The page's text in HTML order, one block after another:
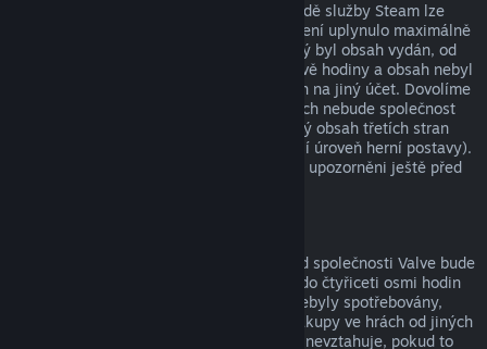
Za stáhnutelný obsah zakoupený v obchodě služby Steam lze
získat peníze zpět, pokud od jeho zakoupení uplynulo maximálně
čtrnáct dní, uživatel měl produkt, pro který byl obsah vydán, od
zakoupení obsahu spuštěný maximálně dvě hodiny a obsah nebyl
nijak spotřebován, změněn nebo převeden na jiný účet. Dovolíme
si upozornit na fakt, že v určitých případech nebude společnost
Valve schopna vrátit peníze za stáhnutelný obsah třetích stran
(například pokud obsah nenávratně navýší úroveň herní postavy).
Na tyto výjimky budou uživatelé výslovně upozorněni ještě před
Vrácení peněz za jakýkoli nákup ve hře od společnosti Valve bude
poskytnuto, pokud byla žádost odeslána do čtyřiceti osmi hodin
od provedení nákupu a položky nákupu nebyly spotřebovány,
změněny či převedeny na jiný účet. Na nákupy ve hrách od jiných
společností než od Valve se tato možnost nevztahuje, pokud to